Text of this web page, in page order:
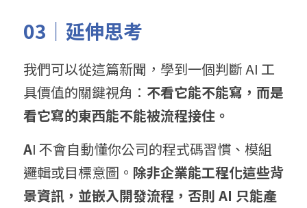
03｜延伸思考
我們可以從這篇新聞，學到一個判斷 AI 工
具價值的關鍵視角： 不看它能不能寫，而是
看它寫的東西能不能被流程接住。
AI 不會自動懂你公司的程式碼習慣、模組
邏輯或目標意圖。 除非企業能工程化這些背
景資訊，並嵌入開發流程，否則 AI 只能產